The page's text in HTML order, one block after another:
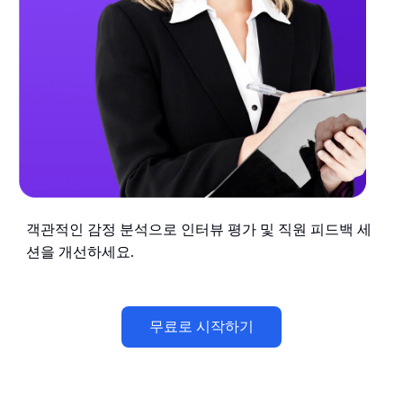
객관적인 감정 분석으로 인터뷰 평가 및 직원 피드백 세
션을 개선하세요.
무료로 시작하기